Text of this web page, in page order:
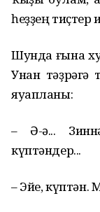
һеҙҙең тиҫтер
Шунда ғына
Унан
яуапланы:
– Ә-ә...
күптәндер...
– Эйе,